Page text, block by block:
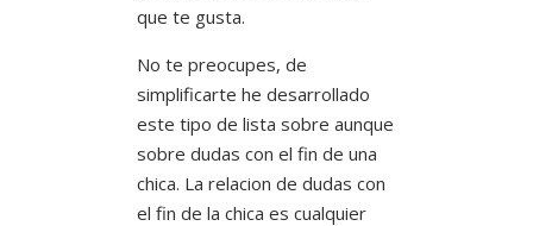
que te gusta.
No te preocupes, de
simplificarte he desarrollado
este tipo de lista sobre aunque
sobre dudas con el fin de una
chica. La relacion de dudas con
el fin de la chica es cualquier